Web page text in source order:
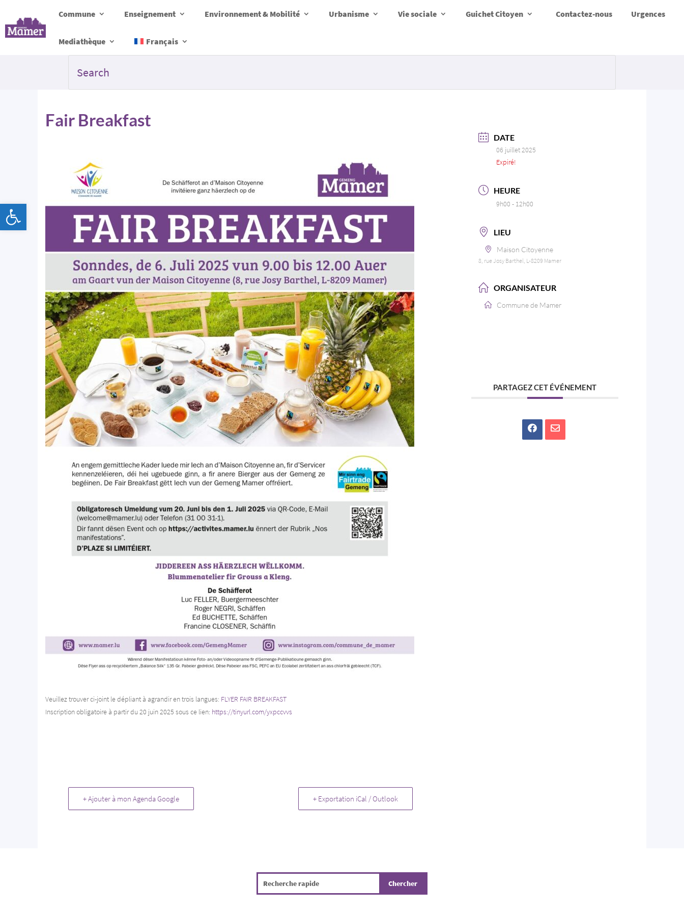
Commune Enseignement Environnement & Mobilité Urbanisme Vie sociale Guichet Citoyen Contactez-nous Urgences
Mediathèque Français
Fair Breakfast
Veuillez trouver ci-joint le dépliant à agrandir en trois langues: FLYER FAIR BREAKFAST
Inscription obligatoire à partir du 20 juin 2025 sous ce lien: https://tinyurl.com/yxpccvvs
+ Ajouter à mon Agenda Google + Exportation iCal / Outlook
DATE
06 juillet 2025
Expiré!
HEURE
9h00 - 12h00
LIEU
Maison Citoyenne
8, rue Josy Barthel, L-8209 Mamer
ORGANISATEUR
Commune de Mamer
PARTAGEZ CET ÉVÉNEMENT
Ouvrir la barre d’outils